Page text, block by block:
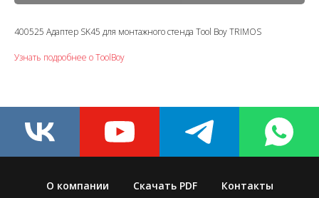
400525 Адаптер SK45 для монтажного стенда Tool Boy TRIMOS
Узнать подробнее о ToolBoy
О компании Скачать PDF Контакты